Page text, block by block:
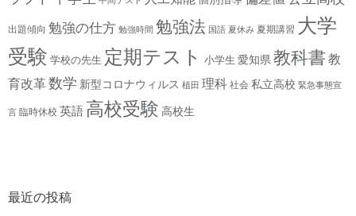
出題傾向 勉強の仕方 勉強時間 勉強法 国語 夏休み 夏期講習 大学
受験 学校の先生 定期テスト 小学生 愛知県 教科書 教
育改革数学 新型コロナウィルス 植田 理科 社会 私立高校 緊急事態宣
言 臨時休校 英語 高校受験 高校生
最近の投稿